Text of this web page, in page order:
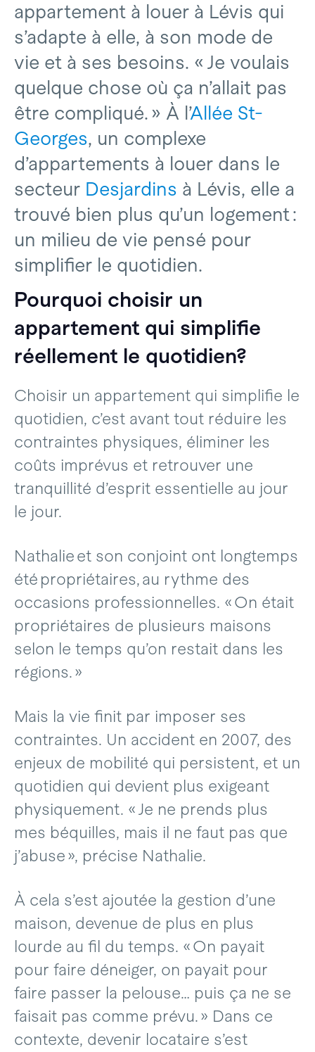
appartement à louer à Lévis qui
s’adapte à elle, à son mode de
vie et à ses besoins. « Je voulais
quelque chose où ça n’allait pas
être compliqué. » À l’Allée St-
Georges, un complexe
d’appartements à louer dans le
secteur Desjardins à Lévis, elle a
trouvé bien plus qu’un logement :
un milieu de vie pensé pour
simplifier le quotidien.
Pourquoi choisir un
appartement qui simplifie
réellement le quotidien?
Choisir un appartement qui simplifie le
quotidien, c’est avant tout réduire les
contraintes physiques, éliminer les
coûts imprévus et retrouver une
tranquillité d’esprit essentielle au jour
le jour.
Nathalie et son conjoint ont longtemps
été propriétaires, au rythme des
occasions professionnelles. « On était
propriétaires de plusieurs maisons
selon le temps qu’on restait dans les
régions. »
Mais la vie finit par imposer ses
contraintes. Un accident en 2007, des
enjeux de mobilité qui persistent, et un
quotidien qui devient plus exigeant
physiquement. « Je ne prends plus
mes béquilles, mais il ne faut pas que
j’abuse », précise Nathalie.
À cela s’est ajoutée la gestion d’une
maison, devenue de plus en plus
lourde au fil du temps. « On payait
pour faire déneiger, on payait pour
faire passer la pelouse… puis ça ne se
faisait pas comme prévu. » Dans ce
contexte, devenir locataire s’est